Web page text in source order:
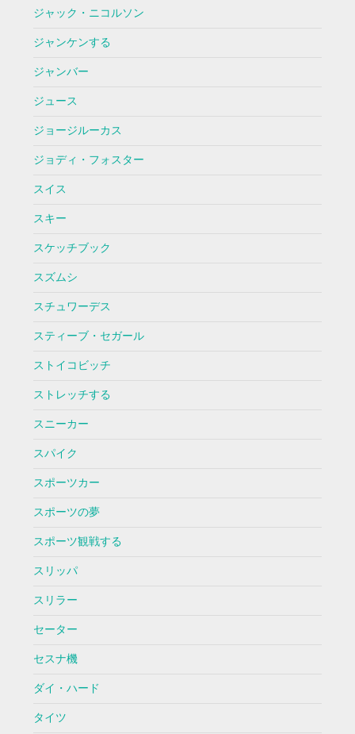
ジャック・ニコルソン
ジャンケンする
ジャンバー
ジュース
ジョージルーカス
ジョディ・フォスター
スイス
スキー
スケッチブック
スズムシ
スチュワーデス
スティーブ・セガール
ストイコビッチ
ストレッチする
スニーカー
スパイク
スポーツカー
スポーツの夢
スポーツ観戦する
スリッパ
スリラー
セーター
セスナ機
ダイ・ハード
タイツ